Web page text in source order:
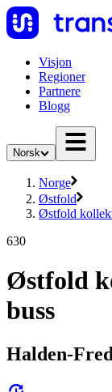
Visjon
Regioner
Partnere
Blogg
Norsk
Norge
Østfold
Østfold
630
Østfold
buss
Halden-